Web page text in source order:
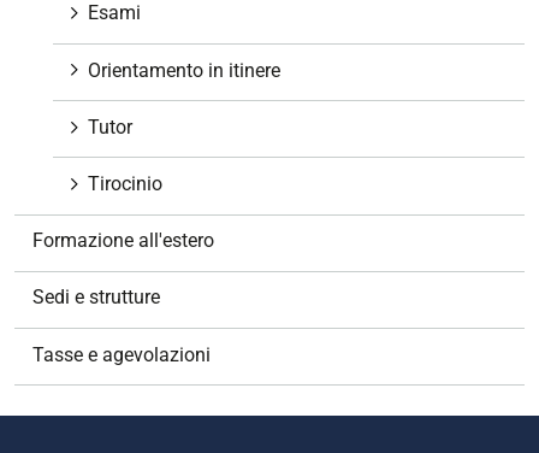
Esami
Orientamento in itinere
Tutor
Tirocinio
Formazione all'estero
Sedi e strutture
Tasse e agevolazioni